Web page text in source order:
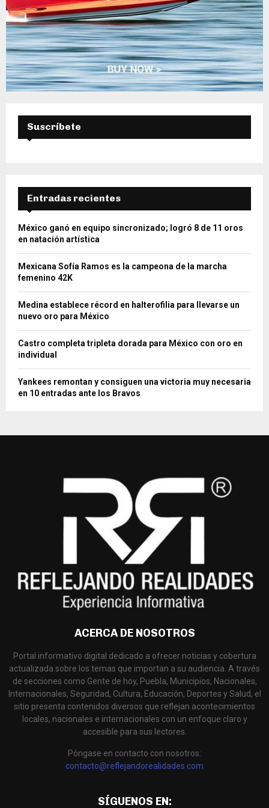
Suscríbete
Entradas recientes
México ganó en equipo sincronizado; logró 8 de 11 oros
en natación artística
Mexicana Sofía Ramos es la campeona de la marcha
femenino 42K
Medina establece récord en halterofilia para llevarse un
nuevo oro para México
Castro completa tripleta dorada para México con oro en
individual
Yankees remontan y consiguen una victoria muy necesaria
en 10 entradas ante los Bravos
ACERCA DE NOSOTROS
Portal informativo digital dedicado a ofrecer noticias y cobertura
actualizada sobre los temas que importan a su audiencia. A través
de secciones como Gente de hoy, Puebla, Municipios, Nacionales,
Internacionales, Seguridad, Cultura, Educación, Deportes y Salud, el
sitio presenta contenidos diversos que reflejan acontecimientos
locales, nacionales e internacionales con un enfoque claro y
accesible para sus lectores.
Póngase en contacto con nosotros:
contacto@reflejandorealidades.com
SÍGUENOS EN: